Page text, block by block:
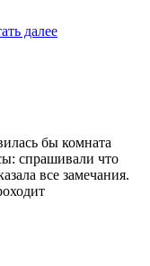
далее
бы комната
спрашивали что
все замечания.